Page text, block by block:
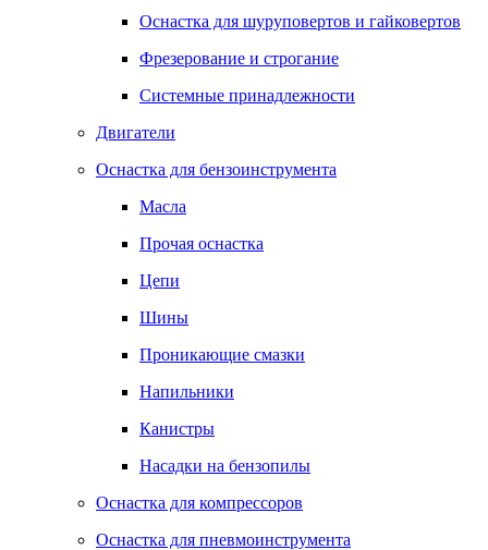
Оснастка для шуруповертов и гайковертов
Фрезерование и строгание
Системные принадлежности
Двигатели
Оснастка для бензоинструмента
Масла
Прочая оснастка
Цепи
Шины
Проникающие смазки
Напильники
Канистры
Насадки на бензопилы
Оснастка для компрессоров
Оснастка для пневмоинструмента